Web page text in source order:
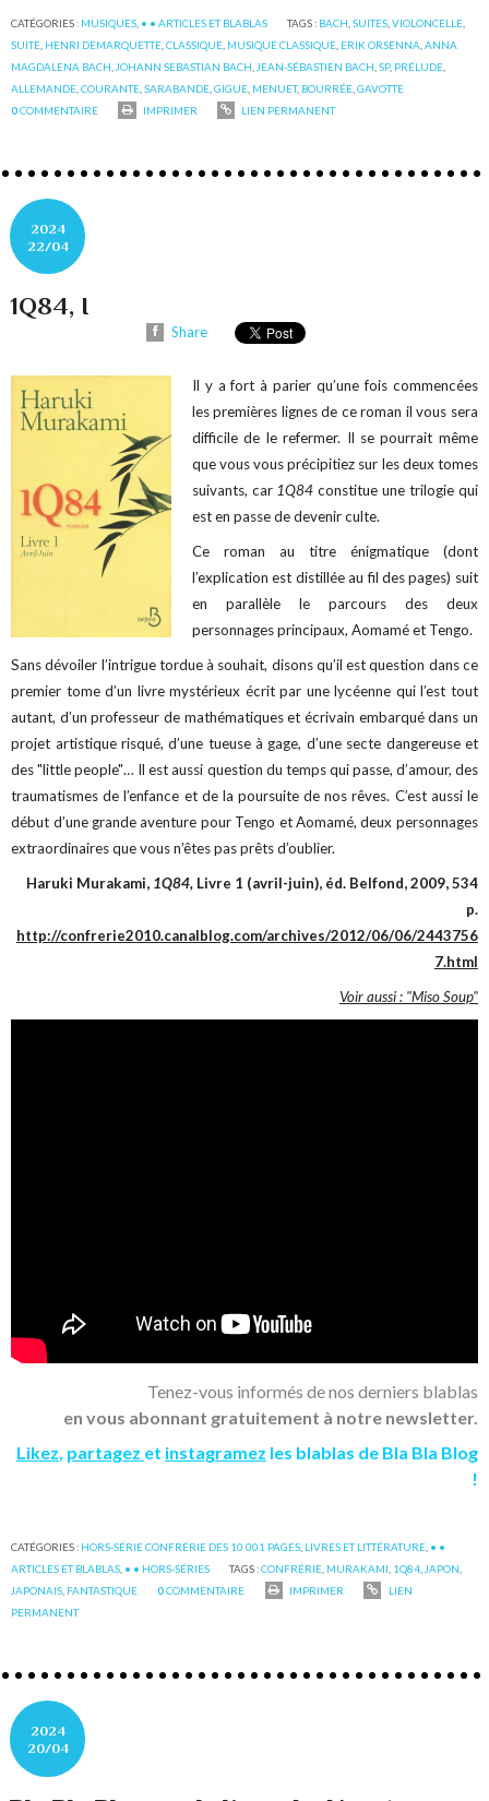
CATÉGORIES : MUSIQUES • • ARTICLES ET BLABLAS TAGS : BACH ,SUITES ,VIOLONCELLE
SUITE HENRI DEMARQUETTE ,CLASSIQUE MUSIQUE CLASSIQUE ERIK ORSENNA ,ANNA
MAGDALENA BACH JOHANN SEBASTIAN BACH JEAN-SÉBASTIEN BACH ,SP, PRÉLUDE
ALLEMANDE ,COURANTE ,SARABANDE ,GIGUE MENUET, BOURRÉE ,GAVOTTE
0COMMENTAIRE IMPRIMER LIEN PERMANENT
2024
22/04
1Q84, I
Share
Il y a fort à parier qu’une fois commencées
les premières lignes de ce roman il vous sera
difficile de le refermer. Il se pourrait même
que vous vous précipitiez sur les deux tomes
suivants, car 1Q84 constitue une trilogie qui
est en passe de devenir culte.
Ce roman au titre énigmatique (dont
l’explication est distillée au fil des pages) suit
en parallèle le parcours des deux
personnages principaux, Aomamé et Tengo.
Sans dévoiler l’intrigue tordue à souhait, disons qu’il est question dans ce
premier tome d’un livre mystérieux écrit par une lycéenne qui l’est tout
autant, d’un professeur de mathématiques et écrivain embarqué dans un
projet artistique risqué, d’une tueuse à gage, d’une secte dangereuse et
des "little people"… Il est aussi question du temps qui passe, d’amour, des
traumatismes de l’enfance et de la poursuite de nos rêves. C’est aussi le
début d’une grande aventure pour Tengo et Aomamé, deux personnages
extraordinaires que vous n’êtes pas prêts d’oublier.
Haruki Murakami, 1Q84,Livre 1 (avril-juin), éd. Belfond, 2009, 534
p.
http://confrerie2010.canalblog.com/archives/2012/06/06/2443756
7.html
Voir aussi : "Miso Soup"
Tenez-vous informés de nos derniers blablas
en vous abonnant gratuitement à notre newsletter.
Likez, partagez et instagramez les blablas de Bla Bla Blog
!
CATÉGORIES : HORS-SÉRIE CONFRÉRIE DES 10 001 PAGES, LIVRES ET LITTÉRATURE, • •
ARTICLES ET BLABLAS, • • HORS-SÉRIES TAGS :CONFRÉRIE, MURAKAMI, 1Q84,JAPON,
JAPONAIS, FANTASTIQUE 0COMMENTAIRE IMPRIMER
LIEN
PERMANENT
2024
20/04